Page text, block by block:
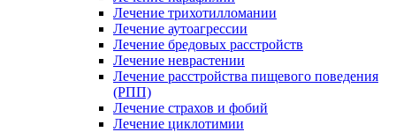
Лечение трихотилломании
Лечение аутоагрессии
Лечение бредовых расстройств
Лечение неврастении
Лечение расстройства пищевого поведения
(РПП)
Лечение страхов и фобий
Лечение циклотимии